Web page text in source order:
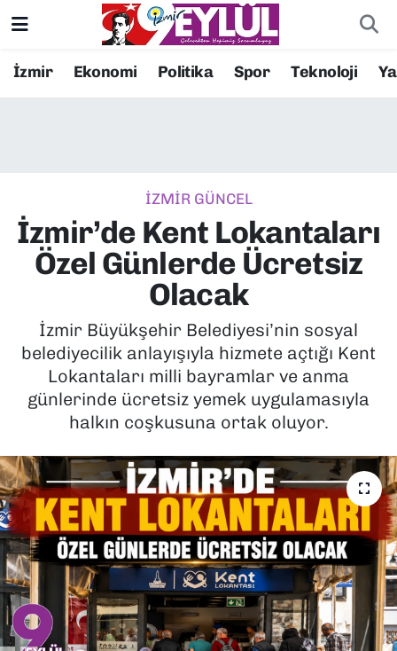
İzmir Ekonomi Politika Spor Teknoloji
İZMİR GÜNCEL
İzmir’de Kent Lokantaları
Özel Günlerde Ücretsiz
Olacak
İzmir Büyükşehir Belediyesi’nin sosyal
belediyecilik anlayışıyla hizmete açtığı Kent
Lokantaları milli bayramlar ve anma
günlerinde ücretsiz yemek uygulamasıyla
halkın coşkusuna ortak oluyor.
Resmi İlanlar
EKONOMİ
KÜLTÜR SANAT
MAGAZİN
POLİTİKA
SAĞLIK
SPOR
TEKNOLOJİ
YAŞAM
YEREL YÖNETİMLER
Konak Nöbetçi Eczaneler
Süper Lig Puan Durumu ve Fikstür
Tüm Manşetler
Son Dakika Haberleri
Haber Arşivi